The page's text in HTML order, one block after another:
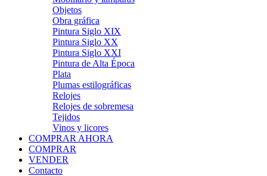
Objetos
Obra gráfica
Pintura Siglo XIX
Pintura Siglo XX
Pintura Siglo XXI
Pintura de Alta Época
Plata
Plumas estilográficas
Relojes
Relojes de sobremesa
Tejidos
Vinos y licores
COMPRAR AHORA
COMPRAR
VENDER
Contacto